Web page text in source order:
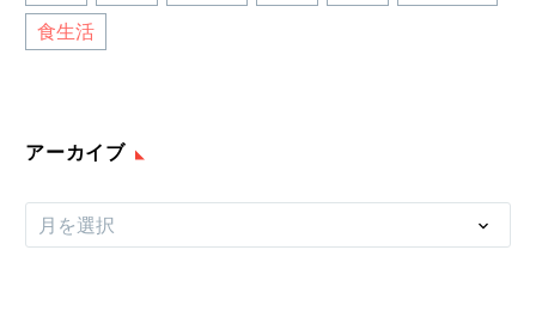
食生活
アーカイブ
ー
月を選択